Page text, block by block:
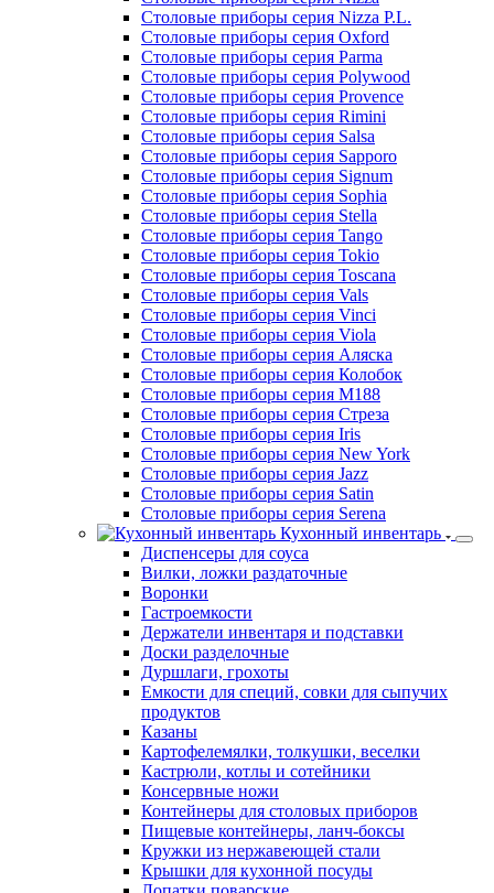
Столовые приборы серия Nizza P.L.
Столовые приборы серия Oxford
Столовые приборы серия Parma
Столовые приборы серия Polywood
Столовые приборы серия Provence
Столовые приборы серия Rimini
Столовые приборы серия Salsa
Столовые приборы серия Sapporo
Столовые приборы серия Signum
Столовые приборы серия Sophia
Столовые приборы серия Stella
Столовые приборы серия Tango
Столовые приборы серия Tokio
Столовые приборы серия Toscana
Столовые приборы серия Vals
Столовые приборы серия Vinci
Столовые приборы серия Viola
Столовые приборы серия Аляска
Столовые приборы серия Колобок
Столовые приборы серия М188
Столовые приборы серия Стреза
Столовые приборы серия Iris
Столовые приборы серия New York
Столовые приборы серия Jazz
Столовые приборы серия Satin
Столовые приборы серия Serena
Кухонный инвентарь
Диспенсеры для соуса
Вилки, ложки раздаточные
Воронки
Гастроемкости
Держатели инвентаря и подставки
Доски разделочные
Дуршлаги, грохоты
Емкости для специй, совки для сыпучих
продуктов
Казаны
Картофелемялки, толкушки, веселки
Кастрюли, котлы и сотейники
Консервные ножи
Контейнеры для столовых приборов
Пищевые контейнеры, ланч-боксы
Кружки из нержавеющей стали
Крышки для кухонной посуды